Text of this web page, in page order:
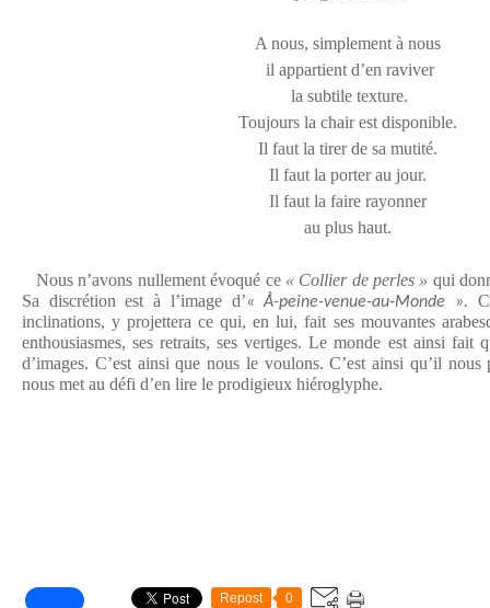
A nous, simplement à nous
il appartient d’en raviver
la subtile texture.
Toujours la chair est disponible.
Il faut la tirer de sa mutité.
Il faut la porter au jour.
Il faut la faire rayonner
au plus haut.
Nous n’avons nullement évoqué ce « Collier de perles » qui
Sa discrétion est à l’image d’« Å-peine-venue-au-Monde ».
inclinations, y projettera ce qui, en lui, fait ses mouvantes
enthousiasmes, ses retraits, ses vertiges. Le monde est ainsi fait
d’images. C’est ainsi que nous le voulons. C’est ainsi qu’il
nous met au défi d’en lire le prodigieux hiéroglyphe.
Repost 0